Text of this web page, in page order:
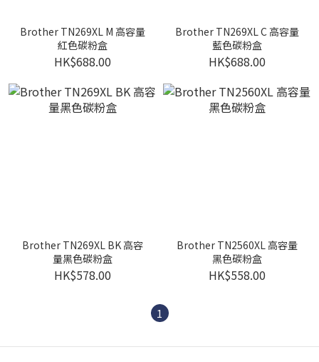
Brother TN269XL M 高容量
紅色碳粉盒
HK$688.00
Brother TN269XL C 高容量
藍色碳粉盒
HK$688.00
Brother TN269XL BK 高容
量黑色碳粉盒
HK$578.00
Brother TN2560XL 高容量
黑色碳粉盒
HK$558.00
1